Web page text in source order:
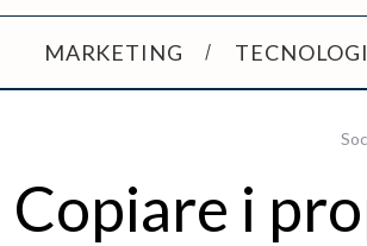
MARKETING
Copiare i